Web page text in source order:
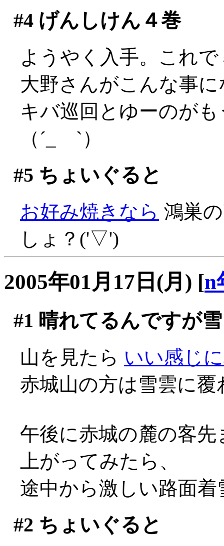
#4げんしけん４巻
ようやく入手。これ
大野さんがこんな事
キバ巡回とゆーのが
（´_ゝ`）
#5 ちょいぐると
お好み焼きなら 鴻巣
しょ？('▽')
2005年01月17日(月) [n
#1 晴れてるんですが
山を見たら いい感じ
赤城山の方は雪雲に
午後に赤城の麓の客
上がってみたら、
途中から激しい路面
#2 ちょいぐると